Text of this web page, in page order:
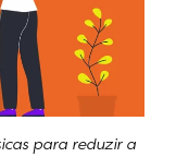
para reduzir a